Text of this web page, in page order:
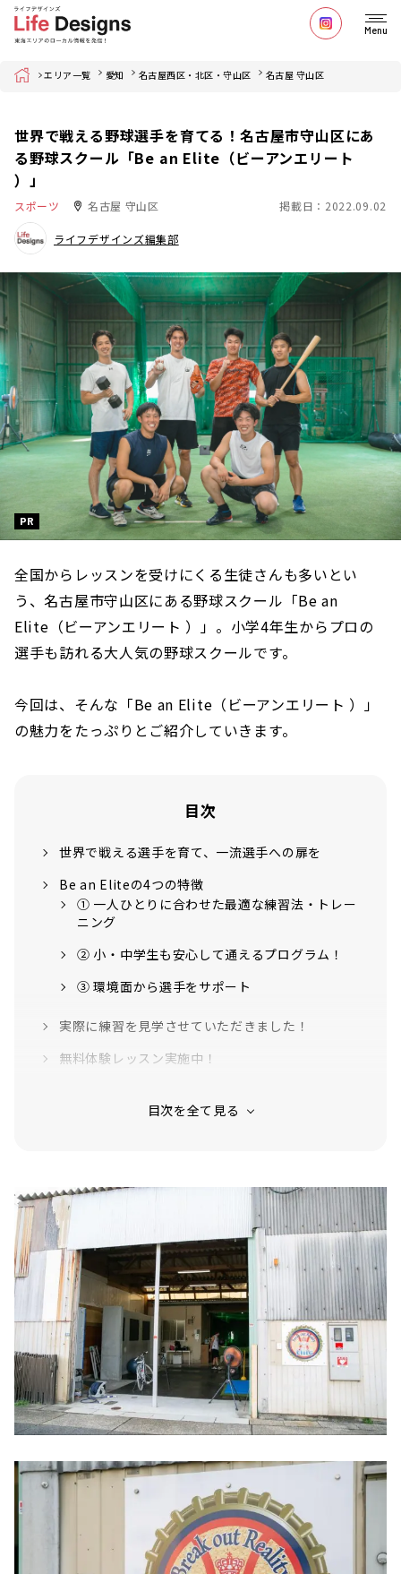
Menu
Home エリア一覧 愛知 名古屋西区・北区・守山区 名古屋 守山区
世界で戦える野球選手を育てる！名古屋市守山区にあ
る野球スクール「Be an Elite（ビーアンエリート
）」
スポーツ 名古屋 守山区 掲載日：2022.09.02
ライフデザインズ編集部
PR
全国からレッスンを受けにくる生徒さんも多いとい
う、名古屋市守山区にある野球スクール「Be an
Elite（ビーアンエリート ）」。小学4年生からプロの
選手も訪れる大人気の野球スクールです。
今回は、そんな「Be an Elite（ビーアンエリート ）」
の魅力をたっぷりとご紹介していきます。
目次
世界で戦える選手を育て、一流選手への扉を
Be an Eliteの4つの特徴
① 一人ひとりに合わせた最適な練習法・トレー
ニング
② 小・中学生も安心して通えるプログラム！
③ 環境面から選手をサポート
実際に練習を見学させていただきました！
無料体験レッスン実施中！
野球ソックスの特徴